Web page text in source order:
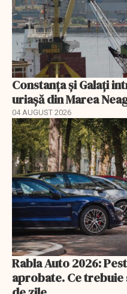
Constanța și Galați
uriașă din Marea
04 AUGUST 2026
Rabla Auto 2026:
aprobate. Ce